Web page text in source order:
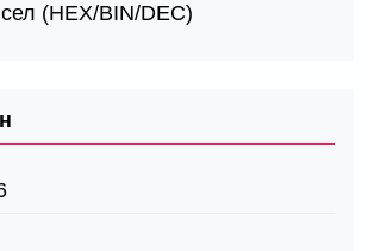
(HEX/BIN/DEC)